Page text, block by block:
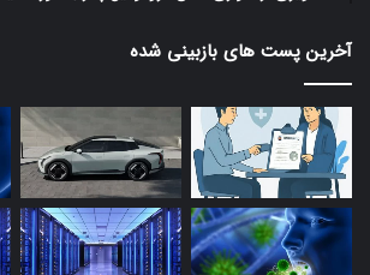
آخرین پست های بازبینی شده